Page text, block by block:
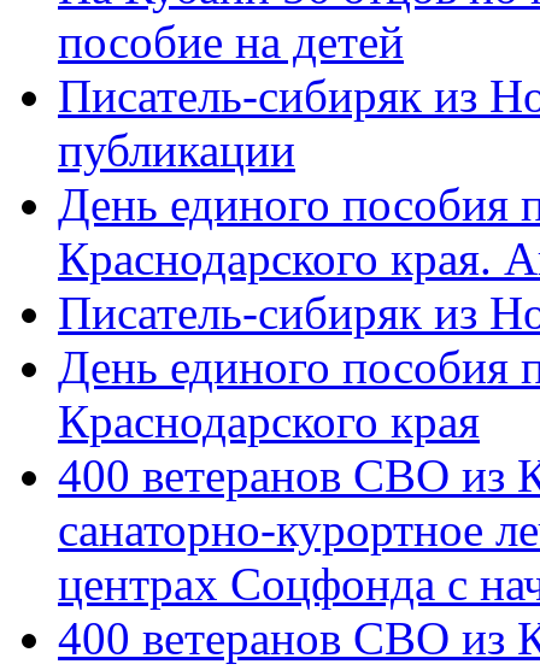
пособие на детей
Писатель-сибиряк из
публикации
День единого пособия
Краснодарского края.
Писатель-сибиряк из
День единого пособия
Краснодарского края
400 ветеранов СВО из
санаторно-курортное
центрах Соцфонда с
400 ветеранов СВО из